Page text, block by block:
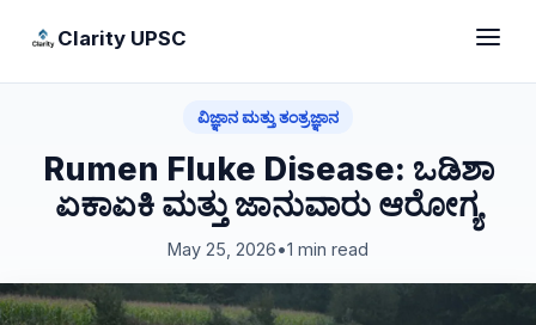
Clarity UPSC
ವಿಜ್ಞಾನ ಮತ್ತು ತಂತ್ರಜ್ಞಾನ
Rumen Fluke Disease: ಒಡಿಶಾ
ಏಕಾಏಕಿ ಮತ್ತು ಜಾನುವಾರು ಆರೋಗ್ಯ
May 25, 2026•1 min read